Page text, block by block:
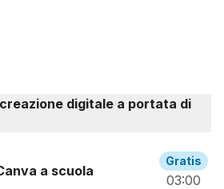
digitale a portata di
a scuola
Gratis
03:00